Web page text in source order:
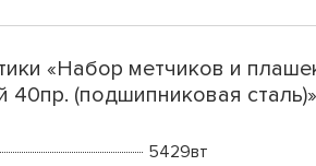
«Набор метчиков и
40пр. (подшипниковая сталь)»
5429вт